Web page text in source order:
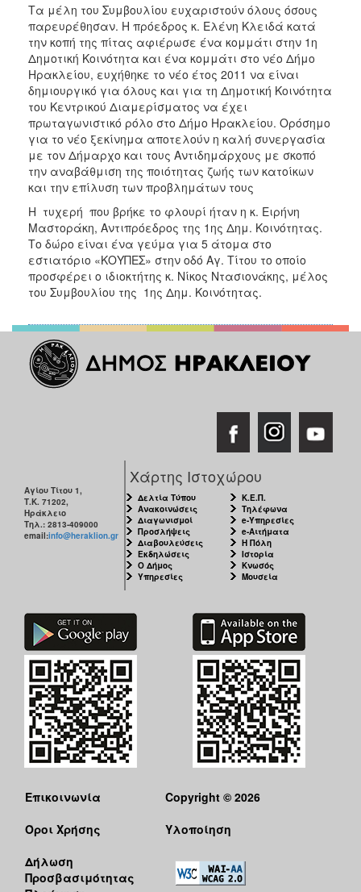
Τα μέλη του Συμβουλίου ευχαριστούν όλους όσους
παρευρέθησαν. Η πρόεδρος κ. Ελένη Κλειδά κατά
την κοπή της πίτας αφιέρωσε ένα κομμάτι στην 1η
Δημοτική Κοινότητα και ένα κομμάτι στο νέο Δήμο
Ηρακλείου, ευχήθηκε το νέο έτος 2011 να είναι
δημιουργικό για όλους και για τη Δημοτική Κοινότητα
του Κεντρικού Διαμερίσματος να έχει
πρωταγωνιστικό ρόλο στο Δήμο Ηρακλείου. Ορόσημο
για το νέο ξεκίνημα αποτελούν η καλή συνεργασία
με τον Δήμαρχο και τους Αντιδημάρχους με σκοπό
την αναβάθμιση της ποιότητας ζωής των κατοίκων
και την επίλυση των προβλημάτων τους
Η τυχερή που βρήκε το φλουρί ήταν η κ. Ειρήνη
Μαστοράκη, Αντιπρόεδρος της 1ης Δημ. Κοινότητας.
Το δώρο είναι ένα γεύμα για 5 άτομα στο
εστιατόριο «ΚΟΥΠΕΣ» στην οδό Αγ. Τίτου το οποίο
προσφέρει ο ιδιοκτήτης κ. Νίκος Ντασιονάκης, μέλος
του Συμβουλίου της 1ης Δημ. Κοινότητας.
Αγίου Τίτου 1,
Τ.Κ. 71202,
Ηράκλειο
Τηλ.: 2813-409000
email:info@heraklion.gr
Χάρτης Ιστοχώρου
Δελτία Τύπου
Ανακοινώσεις
Διαγωνισμοί
Προσλήψεις
Διαβουλεύσεις
Εκδηλώσεις
Ο Δήμος
Υπηρεσίες
Κ.Ε.Π.
Τηλέφωνα
e-Υπηρεσίες
e-Αιτήματα
Η Πόλη
Ιστορία
Κνωσός
Μουσεία
Επικοινωνία
Όροι Χρήσης
Δήλωση
Προσβασιμότητας
Copyright © 2026
Υλοποίηση